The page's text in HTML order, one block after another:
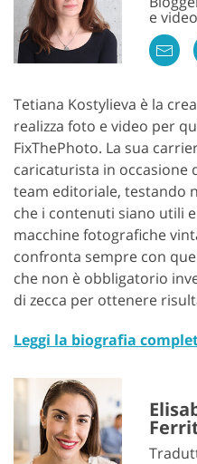
e video
Tetiana Kostylieva è la
realizza foto e video per
FixThePhoto. La sua
caricaturista in occasione
team editoriale, testando
che i contenuti siano utili
macchine fotografiche
confronta sempre con
che non è obbligatorio
di zecca per ottenere
Leggi la biografia